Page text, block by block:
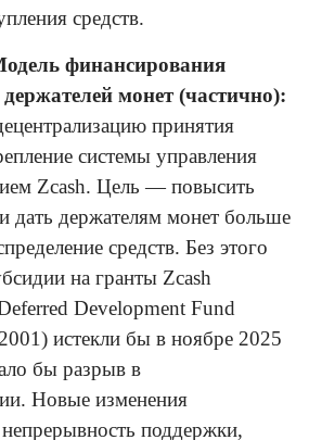
средств.
финансирования
монет (частично):
принятия
системы управления
Zcash. Цель — повысить
дать держателям монет больше
средств. Без этого
на гранты Zcash
Development Fund
истекли бы в ноябре 2025
бы разрыв в
Новые изменения
поддержки,